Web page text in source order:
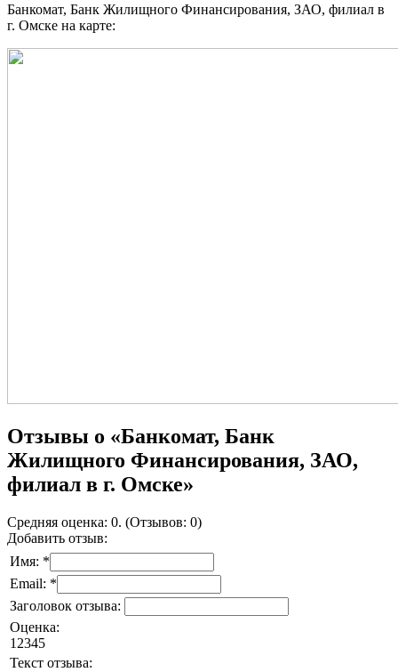
Банкомат, Банк Жилищного Финансирования, ЗАО, филиал в
г. Омске на карте:
Отзывы о «Банкомат, Банк
Жилищного Финансирования, ЗАО,
филиал в г. Омске»
Средняя оценка: 0. (Отзывов: 0)
Добавить отзыв:
Имя: *
Email: *
Заголовок отзыва:
Оценка:
1 2345
Текст отзыва: